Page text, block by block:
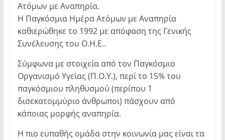
Ατόμων με Αναπηρία.
Η Παγκόσμια Ημέρα Ατόμων με Αναπηρία
καθιερώθηκε το 1992 με απόφαση της Γενικής
Συνέλευσης του Ο.Η.Ε..
Σύμφωνα με στοιχεία από τον Παγκόσμιο
Οργανισμό Υγείας (Π.Ο.Υ.), περί το 15% του
παγκόσμιου πληθυσμού (περίπου 1
δισεκατομμύριο άνθρωποι) πάσχουν από
κάποιας μορφής αναπηρία.
Η πιο ευπαθής ομάδα στην κοινωνία μας είναι τα